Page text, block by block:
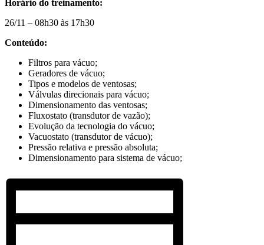
Horário do treinamento:
26/11 – 08h30 às 17h30
Conteúdo:
Filtros para vácuo;
Geradores de vácuo;
Tipos e modelos de ventosas;
Válvulas direcionais para vácuo;
Dimensionamento das ventosas;
Fluxostato (transdutor de vazão);
Evolução da tecnologia do vácuo;
Vacuostato (transdutor de vácuo);
Pressão relativa e pressão absoluta;
Dimensionamento para sistema de vácuo;